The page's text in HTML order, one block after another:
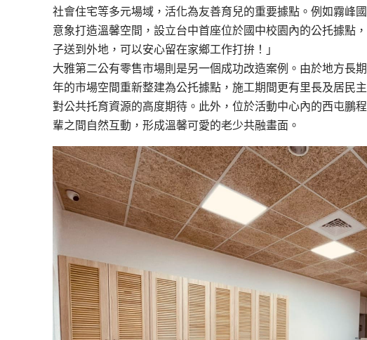
社會住宅等多元場域，活化為友善育兒的重要據點。例如霧峰
意象打造溫馨空間，設立台中首座位於國中校園內的公托據點
子送到外地，可以安心留在家鄉工作打拚！」
大雅第二公有零售市場則是另一個成功改造案例。由於地方長
年的市場空間重新整建為公托據點，施工期間更有里長及居民
對公共托育資源的高度期待。此外，位於活動中心內的西屯鵬
輩之間自然互動，形成溫馨可愛的老少共融畫面。